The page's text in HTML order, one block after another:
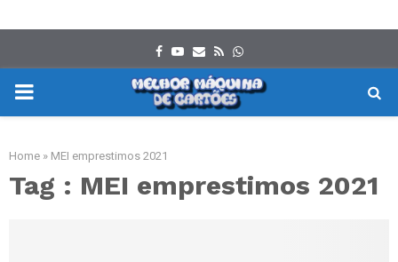
Facebook
Youtube
Email
RssWhatsapp
PRIMARY
Home » MEI emprestimos 2021
Tag : MEI emprestimos 2021